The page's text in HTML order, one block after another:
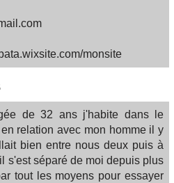
monsite
de 32 ans j'habite dans le
relation avec mon homme il y
bien entre nous deux puis à
s'est séparé de moi depuis plus
tout les moyens pour essayer